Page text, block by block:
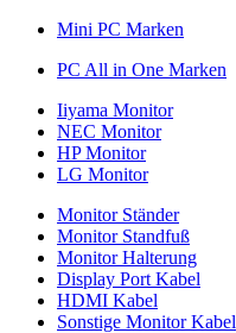
Mini PC Marken
PC All in One Marken
Iiyama Monitor
NEC Monitor
HP Monitor
LG Monitor
Monitor Ständer
Monitor Standfuß
Monitor Halterung
Display Port Kabel
HDMI Kabel
Sonstige Monitor Kabel